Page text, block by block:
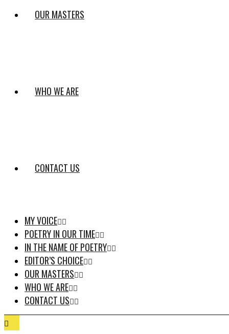
OUR MASTERS
WHO WE ARE
CONTACT US
MY VOICE
POETRY IN OUR TIME
IN THE NAME OF POETRY
EDITOR’S CHOICE
OUR MASTERS
WHO WE ARE
CONTACT US